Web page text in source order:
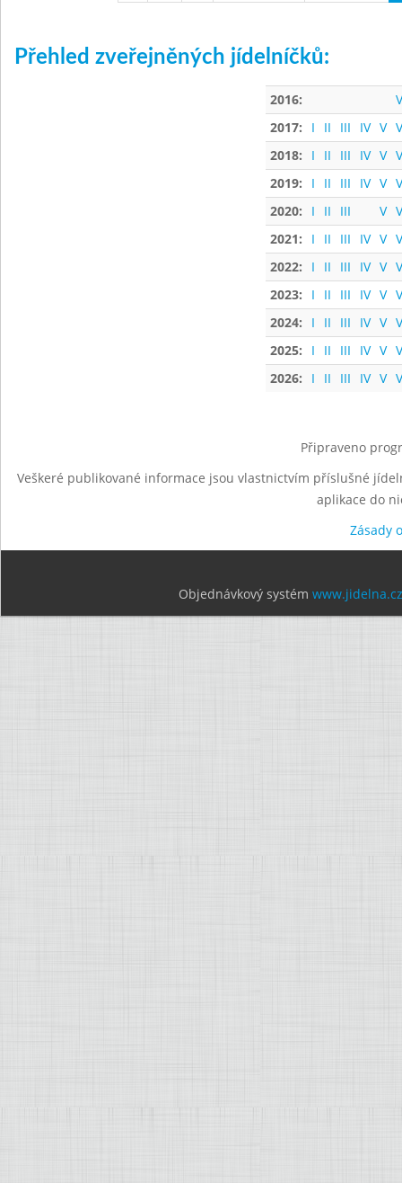
Přehled zveřejněných jídelníčků:
2016:
2017:
I II III IV V
2018:
I II III IV V
2019:
I II III IV V
2020:
I II III V
2021:
I II III IV V
2022:
I II III IV V
2023:
I II III IV V
2024:
I II III IV V
2025:
I II III IV V
2026:
I II III IV V
Připraveno
Veškeré publikované informace jsou vlastnictvím příslušné
aplikace do
Zásady
Objednávkový systém www.jidelna.cz